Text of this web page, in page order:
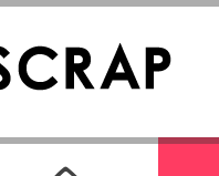
ホーム